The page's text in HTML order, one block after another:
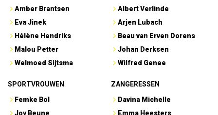
Amber Brantsen
Eva Jinek
Hélène Hendriks
Malou Petter
Welmoed Sijtsma
Albert Verlinde
Arjen Lubach
Beau van Erven Dorens
Johan Derksen
Wilfred Genee
SPORTVROUWEN
Femke Bol
Joy Beune
ZANGERESSEN
Davina Michelle
Emma Heesters